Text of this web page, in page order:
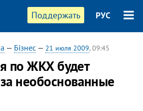
Поддержать РУС
— Бізнес— 21 июля 2009, 09:45
по ЖКХ будет
необоснованные